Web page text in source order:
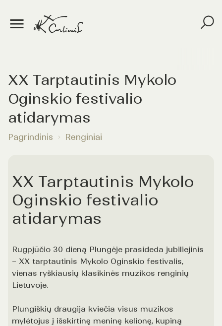
XX Tarptautinis Mykolo
Oginskio festivalio
atidarymas
Pagrindinis Renginiai
XX Tarptautinis Mykolo
Oginskio festivalio
atidarymas
Rugpjūčio 30 dieną Plungėje prasideda jubiliejinis
– XX tarptautinis Mykolo Oginskio festivalis,
vienas ryškiausių klasikinės muzikos renginių
Lietuvoje.
Plungiškių draugija kviečia visus muzikos
mylėtojus į išskirtinę meninę kelionę, kupiną